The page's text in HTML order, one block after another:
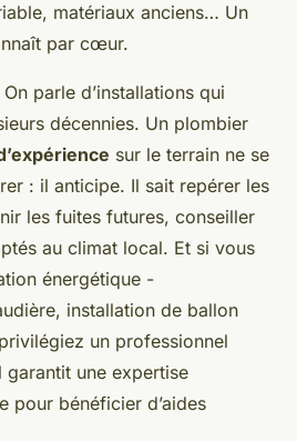
matériaux anciens… Un
par cœur.
parle d’installations qui
décennies. Un plombier
sur le terrain ne se
: il anticipe. Il sait repérer les
les fuites futures, conseiller
au climat local. Et si vous
énergétique -
installation de ballon
un professionnel
garantit une expertise
pour bénéficier d’aides